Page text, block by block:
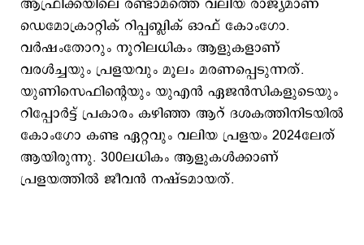
ആഫ്രിക്കയിലെ രണ്ടാമത്തെ വലിയ രാജ്യമാണ്
ഡെമോക്രാറ്റിക് റിപ്പബ്ലിക് ഓഫ് കോംഗോ.
വര്‍ഷംതോറും നൂറിലധികം ആളുകളാണ്
വരള്‍ച്ചയും പ്രളയവും മൂലം മരണപ്പെടുന്നത്.
യുണിസെഫിന്‍റെയും യുഎന്‍ ഏജന്‍സികളുടെയും
റിപ്പോര്‍ട്ട് പ്രകാരം കഴിഞ്ഞ ആറ് ദശകത്തിനിടയില്‍
കോംഗോ കണ്ട ഏറ്റവും വലിയ പ്രളയം 2024ലേത്
ആയിരുന്നു. 300ലധികം ആളുകള്‍ക്കാണ്
പ്രളയത്തില്‍ ജീവന്‍ നഷ്ടമായത്.